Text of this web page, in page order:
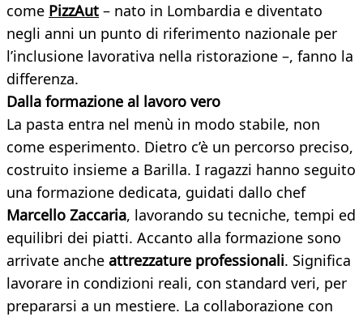
come PizzAut – nato in Lombardia e diventato
negli anni un punto di riferimento nazionale per
l’inclusione lavorativa nella ristorazione –, fanno la
differenza.
Dalla formazione al lavoro vero
La pasta entra nel menù in modo stabile, non
come esperimento. Dietro c’è un percorso preciso,
costruito insieme a Barilla. I ragazzi hanno seguito
una formazione dedicata, guidati dallo chef
Marcello Zaccaria, lavorando su tecniche, tempi ed
equilibri dei piatti. Accanto alla formazione sono
arrivate anche attrezzature professionali. Significa
lavorare in condizioni reali, con standard veri, per
prepararsi a un mestiere. La collaborazione con